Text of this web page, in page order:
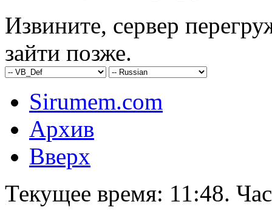
Извините, сервер
зайти позже.
Sirumem.com
Архив
Вверх
Текущее время: 11:48.